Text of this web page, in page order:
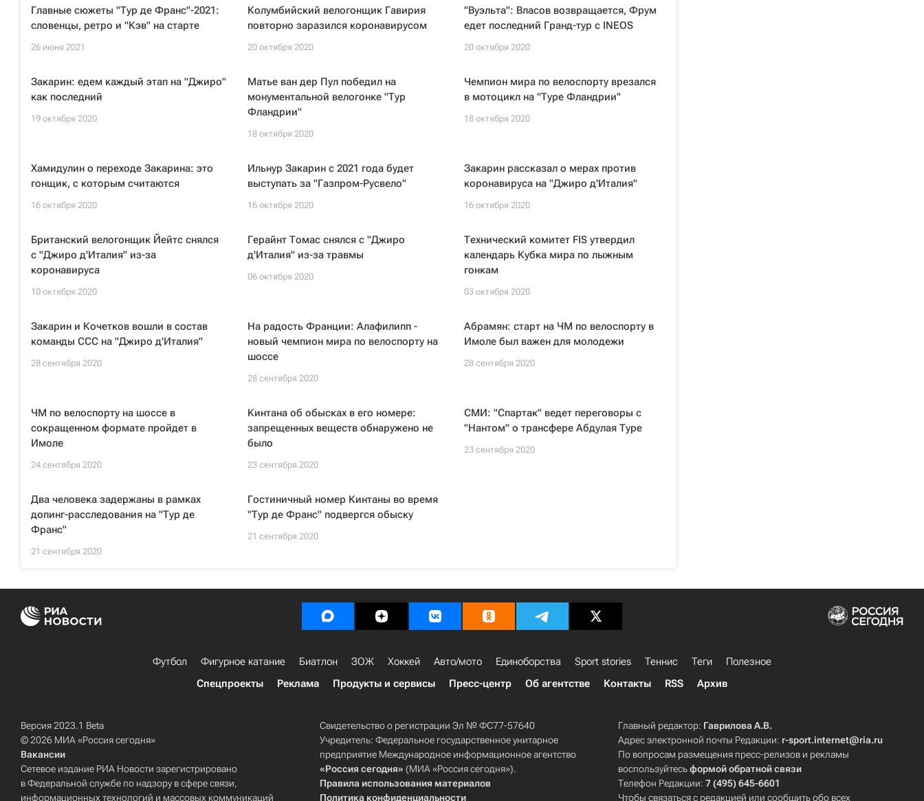
Главные сюжеты "Тур де Франс"-2021:
словенцы, ретро и "Кэв" на старте
26 июня 2021
Колумбийский велогонщик Гавирия
повторно заразился коронавирусом
20 октября 2020
"Вуэльта": Власов возвращается, Фрум
едет последний Гранд-тур с INEOS
20 октября 2020
Закарин: едем каждый этап на "Джиро"
как последний
19 октября 2020
Матье ван дер Пул победил на
монументальной велогонке "Тур
Фландрии"
18 октября 2020
Чемпион мира по велоспорту врезался
в мотоцикл на "Туре Фландрии"
18 октября 2020
Хамидулин о переходе Закарина: это
гонщик, с которым считаются
16 октября 2020
Ильнур Закарин с 2021 года будет
выступать за "Газпром-Русвело"
16 октября 2020
Закарин рассказал о мерах против
коронавируса на "Джиро д'Италия"
16 октября 2020
Британский велогонщик Йейтс снялся
с "Джиро д'Италия" из-за
коронавируса
10 октября 2020
Герайнт Томас снялся с "Джиро
д'Италия" из-за травмы
06 октября 2020
Технический комитет FIS утвердил
календарь Кубка мира по лыжным
гонкам
03 октября 2020
Закарин и Кочетков вошли в состав
команды ССС на "Джиро д'Италия"
28 сентября 2020
На радость Франции: Алафилипп -
новый чемпион мира по велоспорту на
шоссе
28 сентября 2020
Абрамян: старт на ЧМ по велоспорту в
Имоле был важен для молодежи
28 сентября 2020
ЧМ по велоспорту на шоссе в
сокращенном формате пройдет в
Имоле
24 сентября 2020
Кинтана об обысках в его номере:
запрещенных веществ обнаружено не
было
23 сентября 2020
СМИ: "Спартак" ведет переговоры с
"Нантом" о трансфере Абдулая Туре
23 сентября 2020
Два человека задержаны в рамках
допинг-расследования на "Тур де
Франс"
21 сентября 2020
Гостиничный номер Кинтаны во время
"Тур де Франс" подвергся обыску
21 сентября 2020
Футбол Фигурное катание Биатлон ЗОЖ Хоккей Авто/мото Единоборства Sport stories Теннис Теги
Полезное
Спецпроекты
Реклама Продукты и сервисы Пресс-центр Об агентстве Контакты RSS Архив
Версия 2023.1 Beta
© 2026 МИА «Россия сегодня»
Вакансии
Сетевое издание РИА Новости зарегистрировано
в Федеральной службе по надзору в сфере связи,
информационных технологий и массовых коммуникаций
Свидетельство о регистрации Эл № ФС77-57640
Учредитель: Федеральное государственное унитарное
предприятие Международное информационное агентство
«Россия сегодня» (МИА «Россия сегодня»).
Правила использования материалов
Политика конфиденциальности
Главный редактор: Гаврилова А.В.
Адрес электронной почты Редакции: r-sport.internet@ria.ru
По вопросам размещения пресс-релизов и рекламы
воспользуйтесьформой обратной связи
Телефон Редакции:7 (495) 645-6601
Чтобы связаться с редакцией или сообщить обо всех